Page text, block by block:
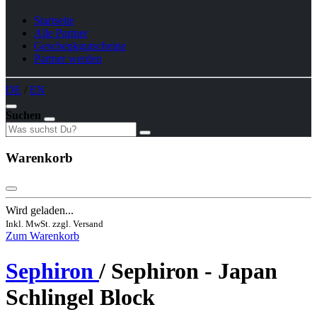
Startseite
Alle Partner
Geschenkgutscheine
Partner werden
DE / EN
Suchen
Warenkorb
Wird geladen...
Inkl. MwSt. zzgl. Versand
Zum Warenkorb
Sephiron / Sephiron - Japan
Schlingel Block